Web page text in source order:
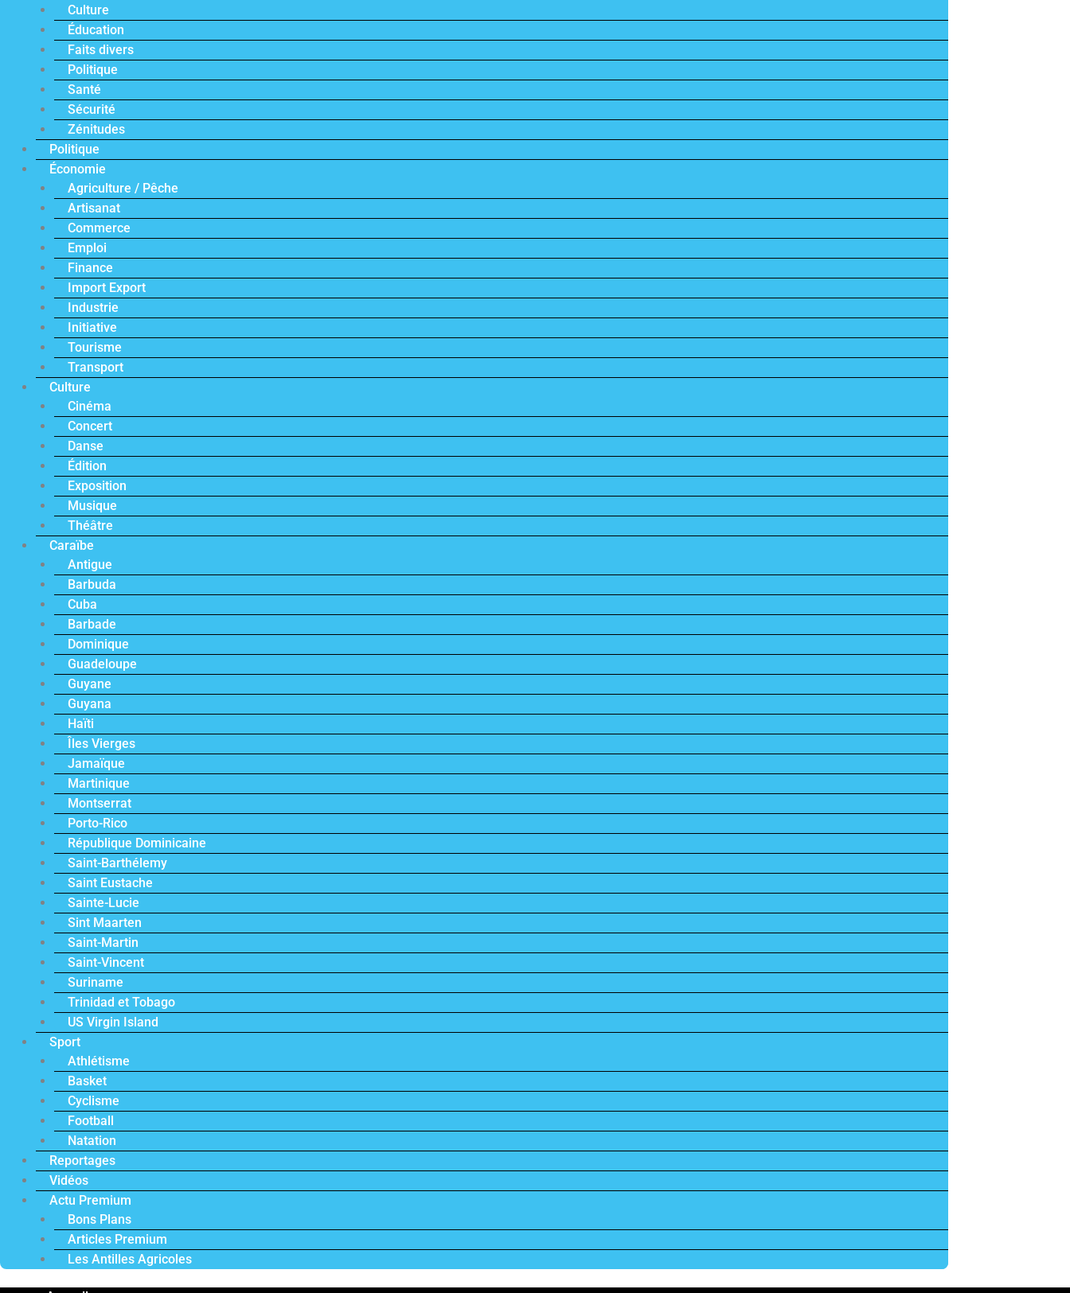
Culture
Éducation
Faits divers
Politique
Santé
Sécurité
Zénitudes
Politique
Économie
Agriculture / Pêche
Artisanat
Commerce
Emploi
Finance
Import Export
Industrie
Initiative
Tourisme
Transport
Culture
Cinéma
Concert
Danse
Édition
Exposition
Musique
Théâtre
Caraïbe
Antigue
Barbuda
Cuba
Barbade
Dominique
Guadeloupe
Guyane
Guyana
Haïti
Îles Vierges
Jamaïque
Martinique
Montserrat
Porto-Rico
République Dominicaine
Saint-Barthélemy
Saint Eustache
Sainte-Lucie
Sint Maarten
Saint-Martin
Saint-Vincent
Suriname
Trinidad et Tobago
US Virgin Island
Sport
Athlétisme
Basket
Cyclisme
Football
Natation
Reportages
Vidéos
Actu Premium
Bons Plans
Articles Premium
Les Antilles Agricoles